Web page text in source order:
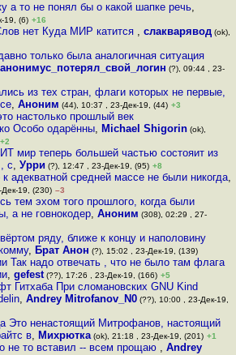
а то не понял бы о какой шапке речь,
19, (6) +16
нет Куда МИР катится ,слакварявод (ok),
только была аналогичная ситуация
анонимус_потерял_свой_логин (?), 09:44 , 23-
из тех стран, флаги которых не первые,
, Аноним (44), 10:37 , 23-Дек-19, (44) +3
настолько прошлый век
Особо одарённы, Michael Shigorin(ok),
+2
мир теперь большей частью состояит из
с, Урри (?), 12:47 , 23-Дек-19, (95) +8
к адекватной средней массе не были никогда,
19, (230) –3
тем эхом того прошлого, когда были
а не говнокодер, Аноним (308), 02:29 , 27-
ряду, ближе к концу и наполовину
, Брат Анон (?), 15:02 , 23-Дек-19, (139)
Так надо отвечать , что не было там флага
, gefest(??), 17:26 , 23-Дек-19, (166) +5
Гитхаба При сломановских GNU Kind
, Andrey Mitrofanov_N0(??), 10:00 , 23-Дек-19,
Это ненастоящий Митрофанов, настоящий
в, Михрютка(ok), 21:18 , 23-Дек-19, (201) +1
не то вставил -- всем прощаю ,Andrey